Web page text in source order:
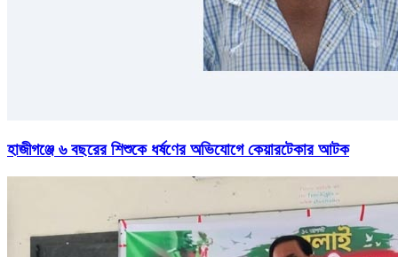
হাজীগঞ্জে ৬ বছরের শিশুকে ধর্ষণের অভিযোগে কেয়ারটেকার আটক